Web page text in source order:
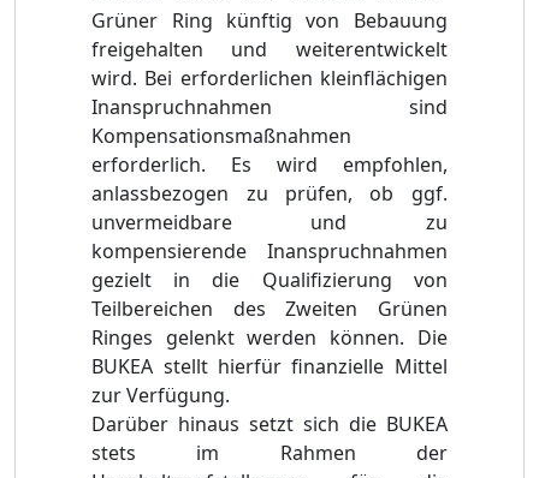
Grüner Ring künftig von Bebauung
freigehalten
und weiterentwickelt
wird. Bei erforderlichen kleinflächigen
Inanspruchnahmen sind
Kompensationsmaßnahmen
erforderlich. Es wird empfohlen,
anlassbezogen zu prüfen, ob ggf.
unvermeidbare und zu
kompensierende Inanspruchnahmen
gezielt in die Qualifizierung von
Teilbereichen des Zweiten Grünen
Ringes gelenkt werden können. Die
BUKEA stellt hierfür finanzielle Mittel
zur Verfügung.
Darüber hinaus setzt sich die BUKEA
stets im Rahmen der